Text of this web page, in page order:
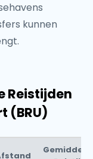
kunnen
Reistijden
(BRU)